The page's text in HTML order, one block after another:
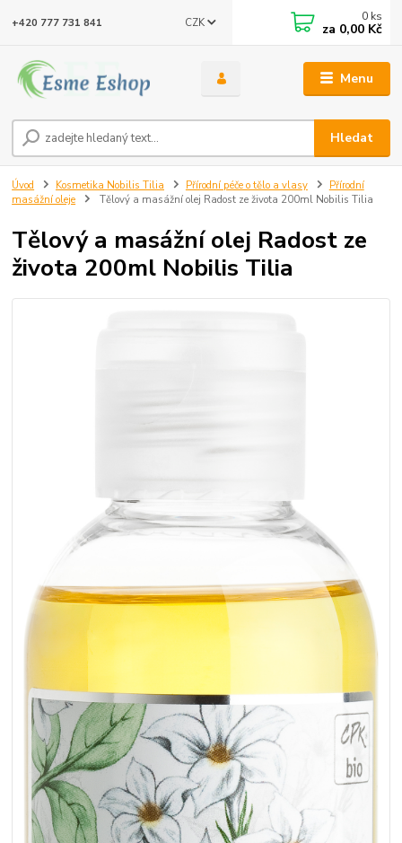
Menu
CZK
Hledat
+420 777 731 841 0 ks
za 0,00 Kč
Úvod Kosmetika Nobilis Tilia Přírodní péče o tělo a vlasy
Přírodní
masážní oleje
Tělový a masážní olej Radost ze života 200ml Nobilis Tilia
Tělový a masážní olej Radost ze
života 200ml Nobilis Tilia